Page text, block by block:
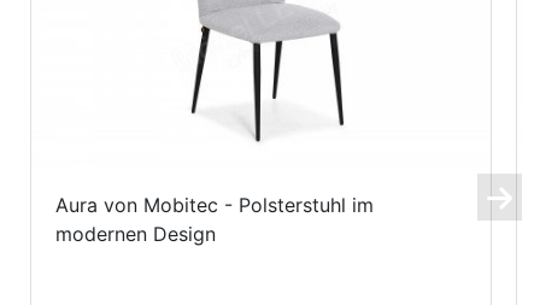
Aura von Mobitec - Polsterstuhl im
modernen Design